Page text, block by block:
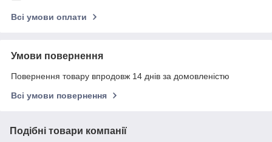
Всі умови оплати
Умови повернення
Повернення товару впродовж 14 днів за домовленістю
Всі умови повернення
Подібні товари компанії